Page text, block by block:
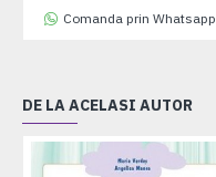
Comanda prin Whatsapp
DE LA ACELASI AUTOR